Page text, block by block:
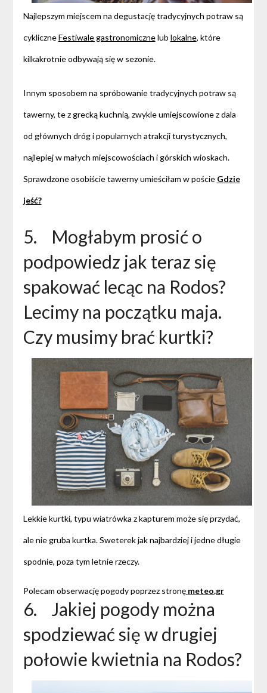
Najlepszym miejscem na degustację tradycyjnych potraw są
cykliczneFestiwale gastronomicznelub lokalne, które
kilkakrotnie odbywają się w sezonie.
Innym sposobem na spróbowanie tradycyjnych potraw są
tawerny, te z grecką kuchnią, zwykle umiejscowione z dala
od głównych dróg i popularnych atrakcji turystycznych,
najlepiej w małych miejscowościach i górskich wioskach.
Sprawdzone osobiście tawerny umieściłam w poście Gdzie
jeść?
5. Mogłabym prosić o
podpowiedz jak teraz się
spakować lecąc na Rodos?
Lecimy na początku maja.
Czy musimy brać kurtki?
Lekkie kurtki, typu wiatrówka z kapturem może się przydać,
ale nie gruba kurtka. Sweterek jak najbardziej i jedne długie
spodnie, poza tym letnie rzeczy.
Polecam obserwację pogody poprzez stronę meteo.gr
6. Jakiej pogody można
spodziewać się w drugiej
połowie kwietnia na Rodos?